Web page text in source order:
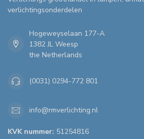
verlichtingsonderdelen
Hogeweyselaan 177-A
1382 JL Weesp
the Netherlands
(0031) 0294-772 801
info@rmverlichting.nl
KVK nummer: 51254816